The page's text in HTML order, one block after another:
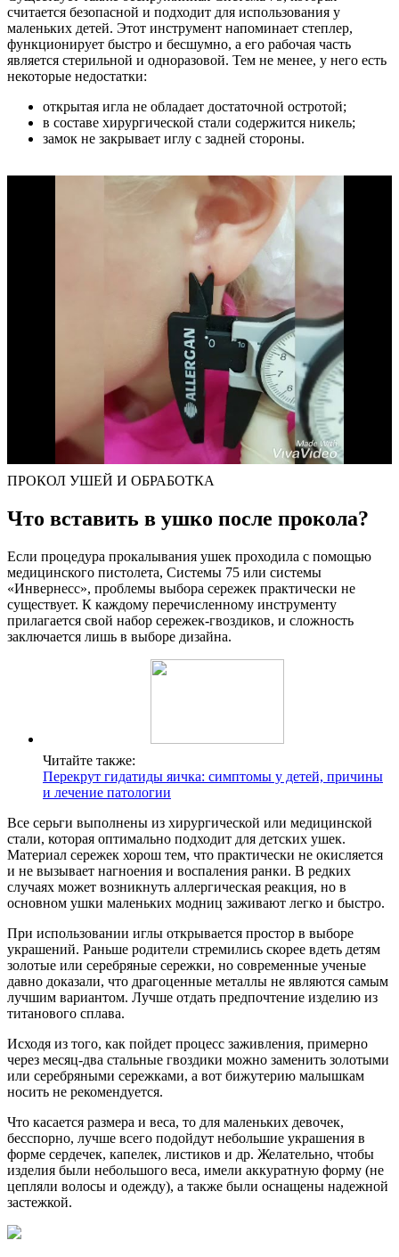
считается безопасной и подходит для использования у
маленьких детей. Этот инструмент напоминает степлер,
функционирует быстро и бесшумно, а его рабочая часть
является стерильной и одноразовой. Тем не менее, у него есть
некоторые недостатки:
открытая игла не обладает достаточной остротой;
в составе хирургической стали содержится никель;
замок не закрывает иглу с задней стороны.
ПРОКОЛ УШЕЙ И ОБРАБОТКА
Что вставить в ушко после прокола?
Если процедура прокалывания ушек проходила с помощью
медицинского пистолета, Системы 75 или системы
«Инвернесс», проблемы выбора сережек практически не
существует. К каждому перечисленному инструменту
прилагается свой набор сережек-гвоздиков, и сложность
заключается лишь в выборе дизайна.
Читайте также:
Перекрут гидатиды яичка: симптомы у детей, причины
и лечение патологии
Все серьги выполнены из хирургической или медицинской
стали, которая оптимально подходит для детских ушек.
Материал сережек хорош тем, что практически не окисляется
и не вызывает нагноения и воспаления ранки. В редких
случаях может возникнуть аллергическая реакция, но в
основном ушки маленьких модниц заживают легко и быстро.
При использовании иглы открывается простор в выборе
украшений. Раньше родители стремились скорее вдеть детям
золотые или серебряные сережки, но современные ученые
давно доказали, что драгоценные металлы не являются самым
лучшим вариантом. Лучше отдать предпочтение изделию из
титанового сплава.
Исходя из того, как пойдет процесс заживления, примерно
через месяц-два стальные гвоздики можно заменить золотыми
или серебряными сережками, а вот бижутерию малышкам
носить не рекомендуется.
Что касается размера и веса, то для маленьких девочек,
бесспорно, лучше всего подойдут небольшие украшения в
форме сердечек, капелек, листиков и др. Желательно, чтобы
изделия были небольшого веса, имели аккуратную форму (не
цепляли волосы и одежду), а также были оснащены надежной
застежкой.